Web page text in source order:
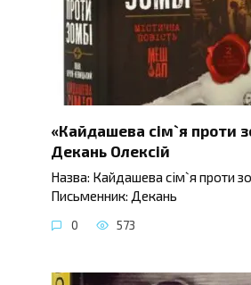
«Кайдашева сім`я проти
Декань Олексій
Назва: Кайдашева сім`я проти
Письменник: Декань
0 573